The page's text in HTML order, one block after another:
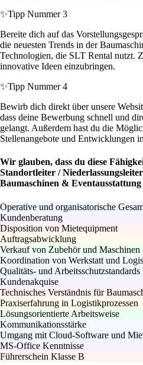
✨Tipp Nummer 3
Bereite dich auf das
die neuesten Trends in der
Technologien, die SLT Rental nutzt.
innovative Ideen einzubringen.
✨Tipp Nummer 4
Bewirb dich direkt über unsere
dass deine Bewerbung schnell und
gelangt. Außerdem hast du die
Stellenangebote und Entwicklungen
Wir glauben, dass du diese
Standortleiter /
Baumaschinen &
Operative und organisatorische
Kundenberatung
Disposition von Mietequipment
Auftragsabwicklung
Verkauf von Zubehör und Maschinen
Koordination von Werkstatt und
Qualitäts- und Arbeitsschutzstandards
Kundenakquise
Technisches Verständnis für
Praxiserfahrung in Logistikprozessen
Lösungsorientierte Arbeitsweise
Kommunikationsstärke
Umgang mit Cloud-Software und
MS-Office Kenntnisse
Führerschein Klasse B